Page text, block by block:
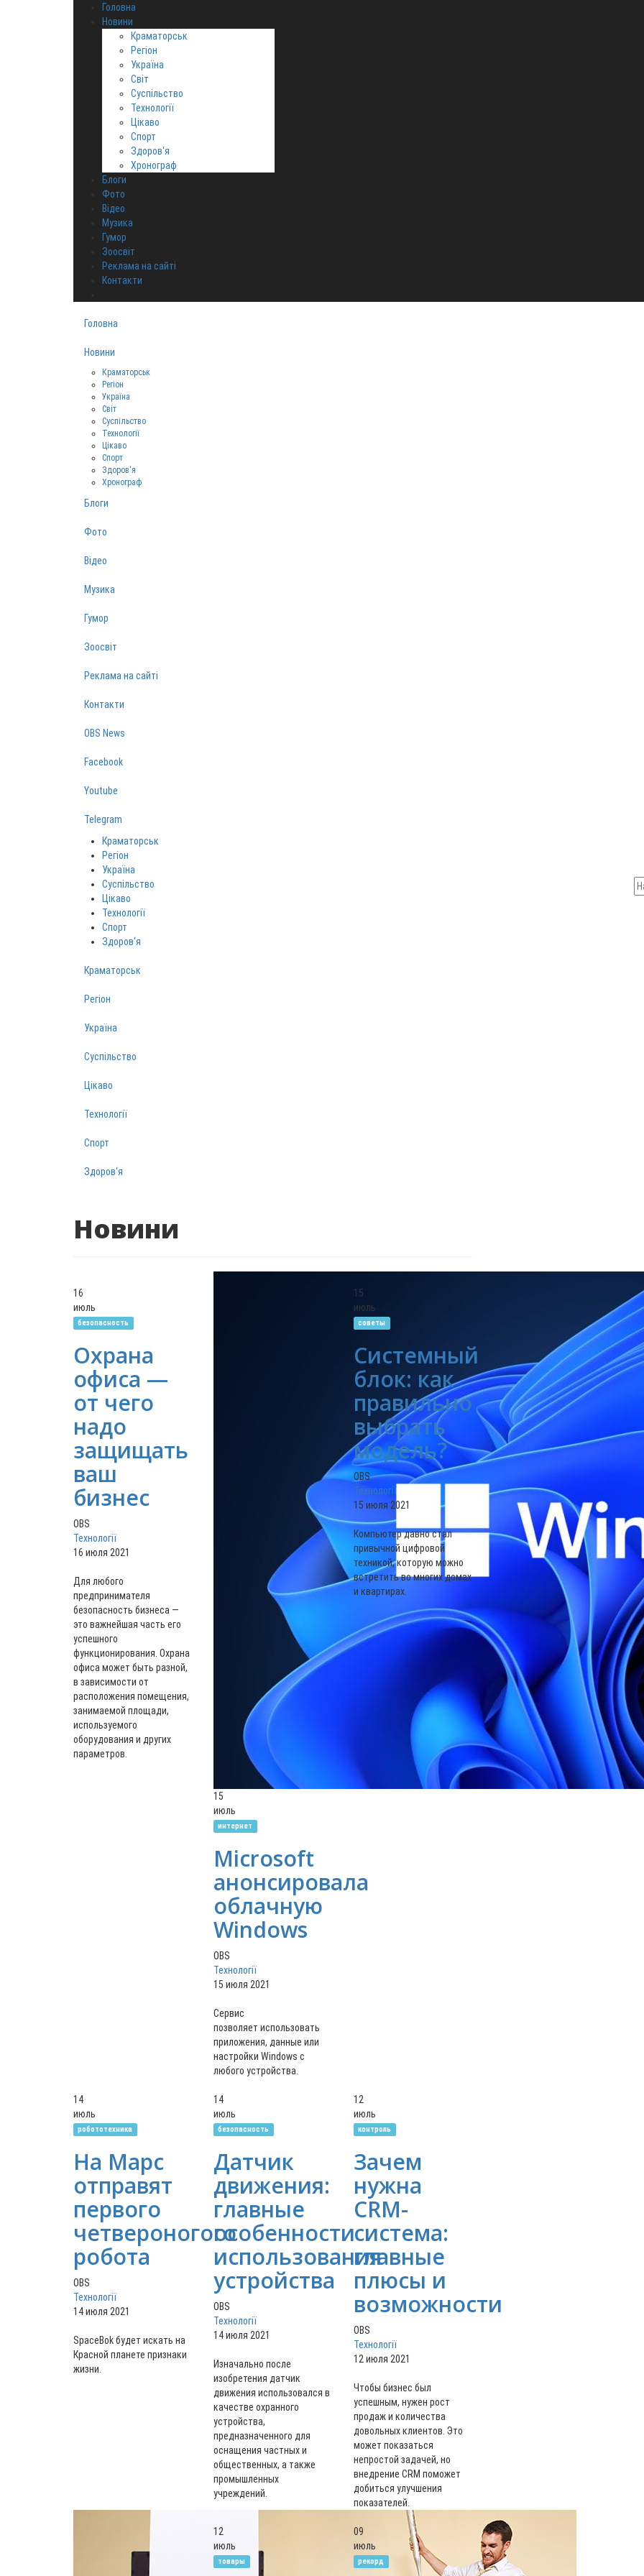
Головна
Новини
Краматорськ
Регіон
Україна
Світ
Суспільство
Технології
Цікаво
Спорт
Здоров‘я
Хронограф
Блоги
Фото
Відео
Музика
Гумор
Зоосвіт
Реклама на сайті
Контакти
Головна
Новини
Краматорськ
Регіон
Україна
Світ
Суспільство
Технології
Цікаво
Спорт
Здоров‘я
Хронограф
Блоги
Фото
Відео
Музика
Гумор
Зоосвіт
Реклама на сайті
Контакти
OBS News
Facebook
Youtube
Telegram
Краматорськ
Регіон
Україна
Суспільство
Цікаво
Технології
Спорт
Здоров‘я
Краматорськ
Регіон
Україна
Суспільство
Цікаво
Технології
Спорт
Здоров‘я
Новини
16
июль
безопасность
Охрана
офиса —
от чего
надо
защищать
ваш
бизнес
OBS
Технології
16 июля 2021
Для любого
предпринимателя
безопасность бизнеса —
это важнейшая часть его
успешного
функционирования. Охрана
офиса может быть разной,
в зависимости от
расположения помещения,
занимаемой площади,
используемого
оборудования и других
параметров.
15
июль
интернет
Microsoft
анонсировала
облачную
Windows
OBS
Технології
15 июля 2021
Сервис
позволяет использовать
приложения, данные или
настройки Windows с
любого устройства.
15
июль
советы
Системный
блок: как
правильно
выбрать
модель?
OBS
Технології
15 июля 2021
Компьютер давно стал
привычной цифровой
техникой, которую можно
встретить во многих домах
и квартирах.
14
июль
робототехника
На Марс
отправят
первого
четвероногого
робота
OBS
Технології
14 июля 2021
SpaceBok будет искать на
Красной планете признаки
жизни.
14
июль
безопасность
Датчик
движения:
главные
особенности
использования
устройства
OBS
Технології
14 июля 2021
Изначально после
изобретения датчик
движения использовался в
качестве охранного
устройства,
предназначенного для
оснащения частных и
общественных, а также
промышленных
учреждений.
12
июль
контроль
Зачем
нужна
CRM-
система:
главные
плюсы и
возможности
OBS
Технології
12 июля 2021
Чтобы бизнес был
успешным, нужен рост
продаж и количества
довольных клиентов. Это
может показаться
непростой задачей, но
внедрение CRM поможет
добиться улучшения
показателей.
12
июль
товары
09
июль
рекорд